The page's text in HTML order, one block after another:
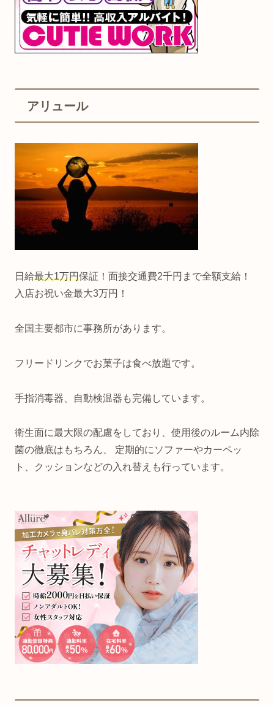
アリュール
日給最大1万円保証！面接交通費2千円まで全額支給！
入店お祝い金最大3万円！
全国主要都市に事務所があります。
フリードリンクでお菓子は食べ放題です。
手指消毒器、自動検温器も完備しています。
衛生面に最大限の配慮をしており、使用後のルーム内除
菌の徹底はもちろん、 定期的にソファーやカーペッ
ト、クッションなどの入れ替えも行っています。